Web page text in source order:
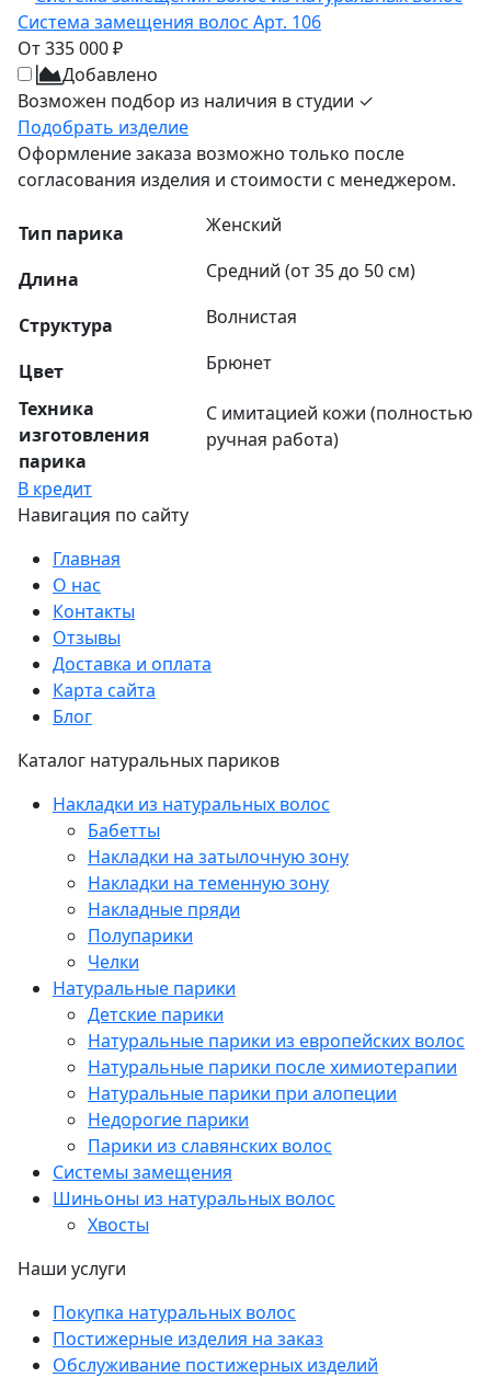
Система замещения волос Арт. 106
От 335 000 ₽
Добавлено
Возможен подбор из наличия в студии ✓
Подобрать изделие
Оформление заказа возможно только после
согласования изделия и стоимости с менеджером.
Тип парика Женский
Длина Средний (от 35 до 50 см)
Структура Волнистая
Цвет
Брюнет
Техника
изготовления
парика
С имитацией кожи (полностью
ручная работа)
В кредит
Навигация по сайту
Главная
О нас
Контакты
Отзывы
Доставка и оплата
Карта сайта
Блог
Каталог натуральных париков
Накладки из натуральных волос
Бабетты
Накладки на затылочную зону
Накладки на теменную зону
Накладные пряди
Полупарики
Челки
Натуральные парики
Детские парики
Натуральные парики из европейских волос
Натуральные парики после химиотерапии
Натуральные парики при алопеции
Недорогие парики
Парики из славянских волос
Системы замещения
Шиньоны из натуральных волос
Хвосты
Наши услуги
Покупка натуральных волос
Постижерные изделия на заказ
Обслуживание постижерных изделий